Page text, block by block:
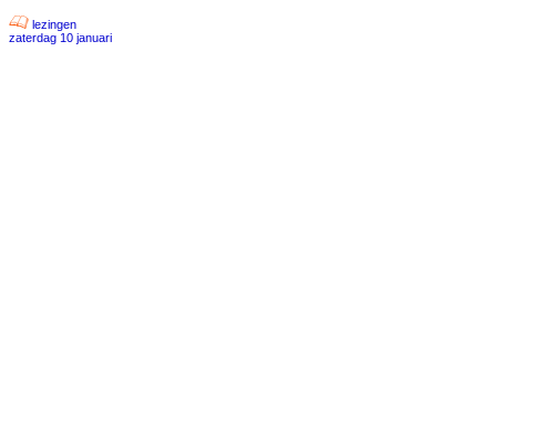
lezingen
zaterdag 10 januari